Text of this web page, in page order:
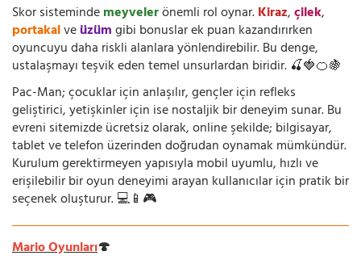
Skor sistemindemeyvelerönemli rol oynar.Kiraz,çilek,
portakalveüzümgibi bonuslar ek puan kazandırırken
oyuncuyu daha riskli alanlara yönlendirebilir. Bu denge,
ustalaşmayı teşvik eden temel unsurlardan biridir. 🍒🍓🍊🍇
Pac-Man; çocuklar için anlaşılır, gençler için refleks
geliştirici, yetişkinler için ise nostaljik bir deneyim sunar. Bu
evreni sitemizde ücretsiz olarak, online şekilde; bilgisayar,
tablet ve telefon üzerinden doğrudan oynamak mümkündür.
Kurulum gerektirmeyen yapısıyla mobil uyumlu, hızlı ve
erişilebilir bir oyun deneyimi arayan kullanıcılar için pratik bir
seçenek oluşturur. 💻📱🎮
Mario Oyunları🍄